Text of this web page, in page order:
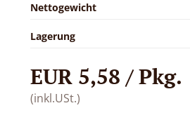
Nettogewicht
Lagerung
EUR 5,58 / Pkg.
(inkl.USt.)